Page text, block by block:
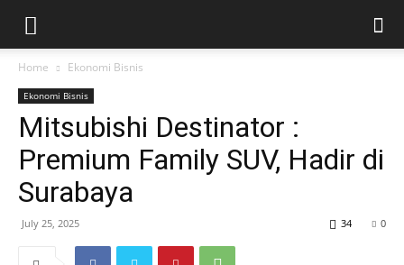
Home Ekonomi Bisnis
Ekonomi Bisnis
Mitsubishi Destinator :
Premium Family SUV, Hadir di
Surabaya
July 25, 2025 0
34